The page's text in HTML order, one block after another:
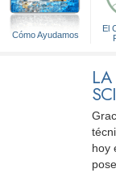
Cómo Ayudamos
El
hoy